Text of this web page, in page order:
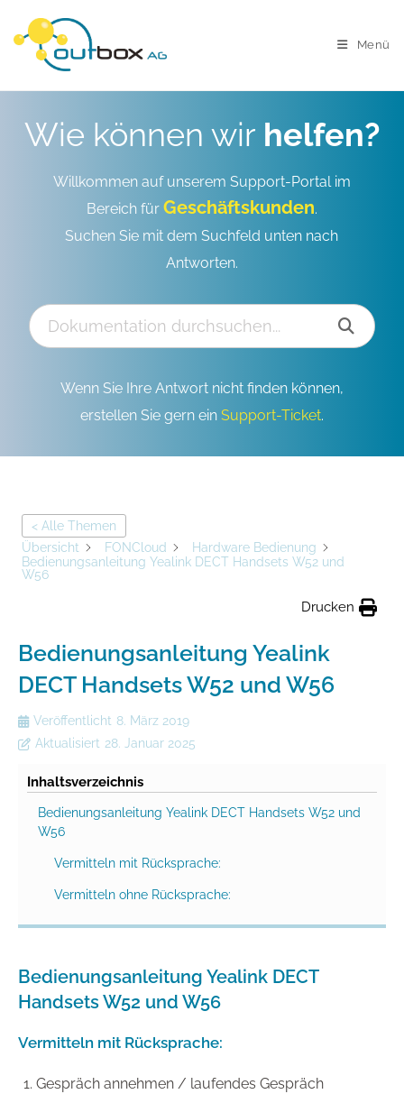
Menü
Wie können wir helfen?
Willkommen auf unserem Support-Portal im
Bereich für Geschäftskunden.
Suchen Sie mit dem Suchfeld unten nach
Antworten.
Wenn Sie Ihre Antwort nicht finden können,
erstellen Sie gern ein Support-Ticket.
< Alle Themen
Übersicht
FONCloud
Hardware Bedienung
Bedienungsanleitung Yealink DECT Handsets W52 und
W56
Drucken
Bedienungsanleitung Yealink
DECT Handsets W52 und W56
Veröffentlicht 8. März 2019
Aktualisiert 28. Januar 2025
Inhaltsverzeichnis
Bedienungsanleitung Yealink DECT Handsets W52 und
W56
Vermitteln mit Rücksprache:
Vermitteln ohne Rücksprache:
Bedienungsanleitung Yealink DECT
Handsets W52 und W56
Vermitteln mit Rücksprache:
Gespräch annehmen / laufendes Gespräch